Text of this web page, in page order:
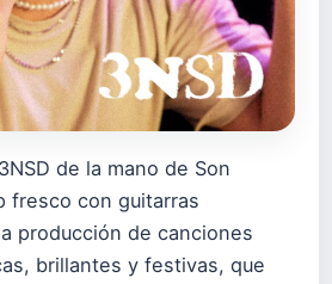
de la mano de Son
fresco con guitarras
producción de canciones
brillantes y festivas, que